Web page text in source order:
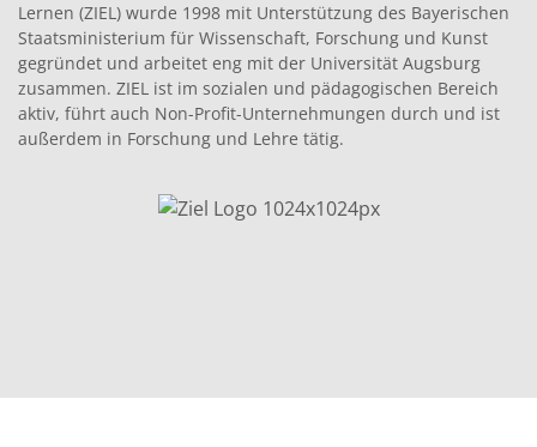
Ler­nen (ZIEL) wurde 1998 mit Unter­stützung des Bay­erischen
Staatsmin­is­teri­um für Wis­senschaft, Forschung und Kun­st
gegrün­det und arbeit­et eng mit der Uni­ver­sität Augs­burg
zusam­men. ZIEL ist im sozialen und päd­a­gogis­chen Bere­ich
aktiv, führt auch Non-Prof­it-Unternehmungen durch und ist
außer­dem in Forschung und Lehre tätig.